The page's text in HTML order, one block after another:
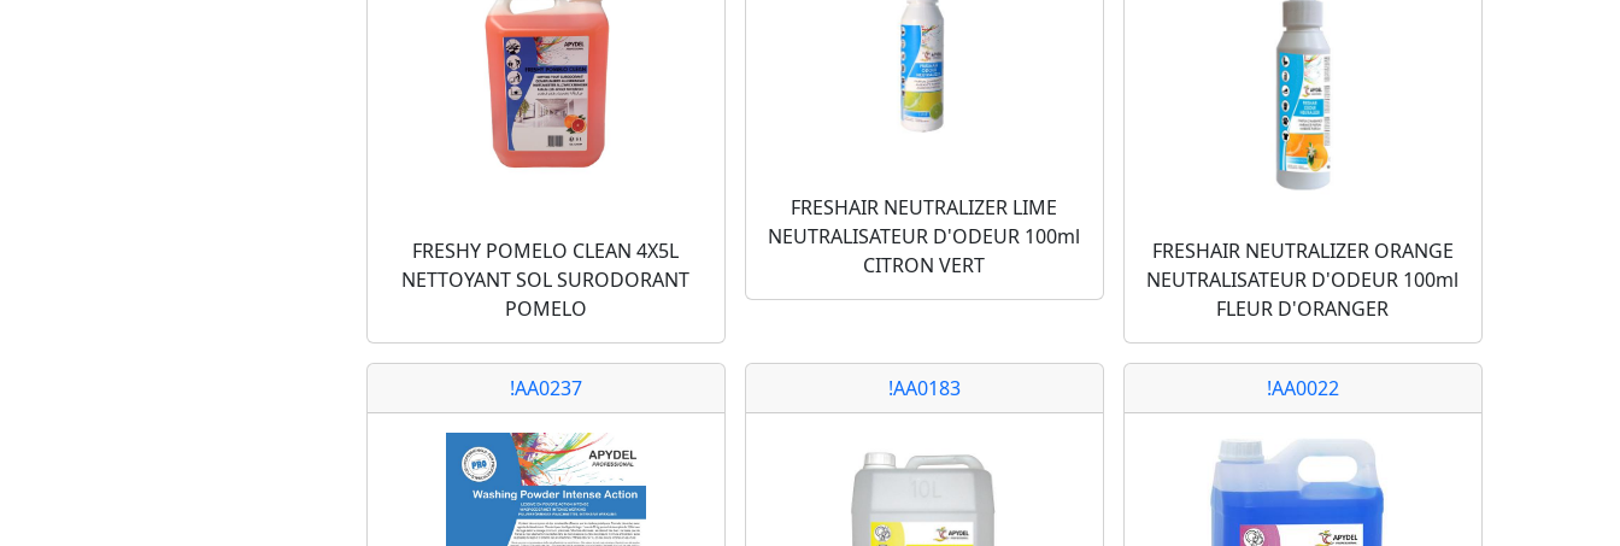
FRESHY POMELO CLEAN 4X5L
NETTOYANT SOL SURODORANT
POMELO
FRESHAIR NEUTRALIZER LIME
NEUTRALISATEUR D'ODEUR 100ml
CITRON VERT
FRESHAIR NEUTRALIZER ORANGE
NEUTRALISATEUR D'ODEUR 100ml
FLEUR D'ORANGER
!AA0237 !AA0183 !AA0022